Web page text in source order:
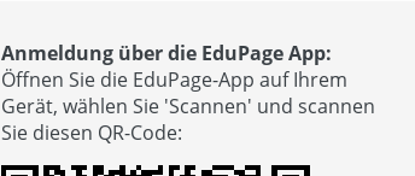
Anmeldung über die EduPage App:
Öffnen Sie die EduPage-App auf Ihrem
Gerät, wählen Sie 'Scannen' und scannen
Sie diesen QR-Code: